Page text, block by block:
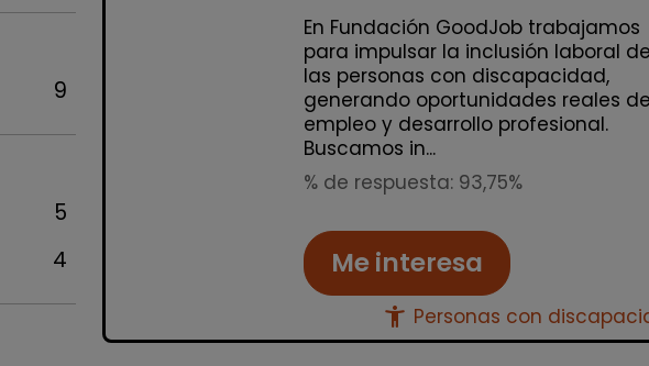
9
5
4
En Fundación GoodJob trabajamos
para impulsar la inclusión laboral de
las personas con discapacidad,
generando oportunidades reales de
empleo y desarrollo profesional.
Buscamos in...
% de respuesta: 93,75%
Me interesa
accessibility_new Personas con